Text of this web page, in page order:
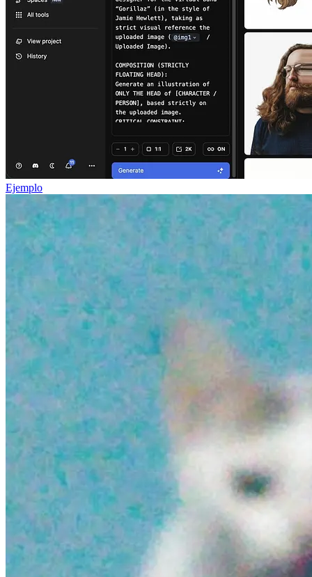
Ejemplo